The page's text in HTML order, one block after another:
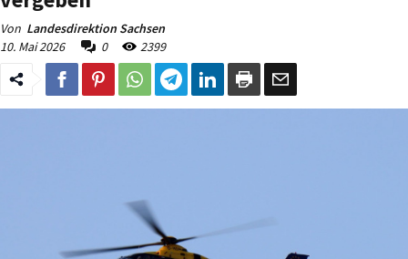
Von Landesdirektion Sachsen
10. Mai 2026
0 2399